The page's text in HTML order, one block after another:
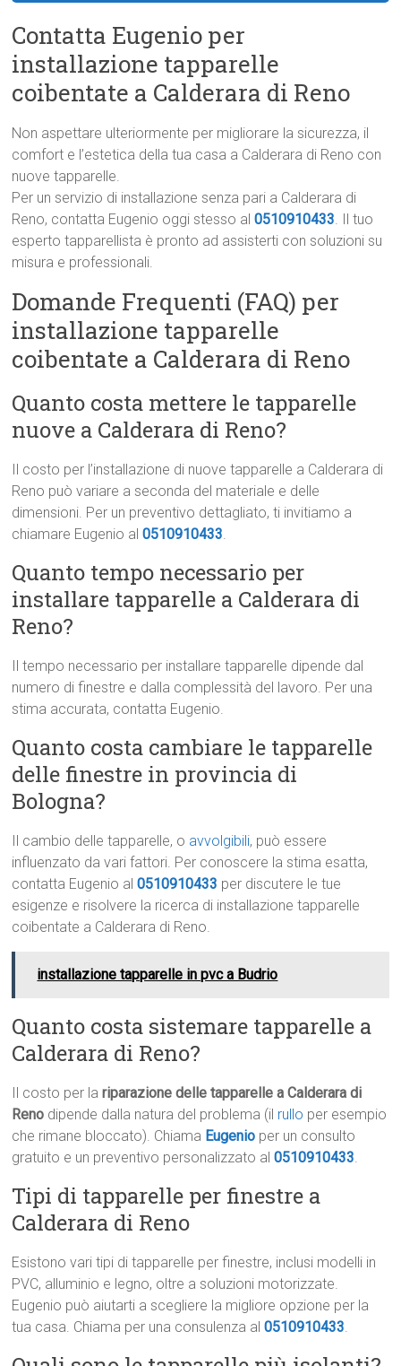
Contatta Eugenio per
installazione tapparelle
coibentate a Calderara di Reno
Non aspettare ulteriormente per migliorare la sicurezza, il
comfort e l’estetica della tua casa a Calderara di Reno con
nuove tapparelle.
Per un servizio di installazione senza pari a Calderara di
Reno, contatta Eugenio oggi stesso al0510910433. Il tuo
esperto tapparellista è pronto ad assisterti con soluzioni su
misura e professionali.
Domande Frequenti (FAQ) per
installazione tapparelle
coibentate a Calderara di Reno
Quanto costa mettere le tapparelle
nuove a Calderara di Reno?
Il costo per l’installazione di nuove tapparelle a Calderara di
Reno può variare a seconda del materiale e delle
dimensioni. Per un preventivo dettagliato, ti invitiamo a
chiamare Eugenio al0510910433.
Quanto tempo necessario per
installare tapparelle a Calderara di
Reno?
Il tempo necessario per installare tapparelle dipende dal
numero di finestre e dalla complessità del lavoro. Per una
stima accurata, contatta Eugenio.
Quanto costa cambiare le tapparelle
delle finestre in provincia di
Bologna?
Il cambio delle tapparelle, o avvolgibili, può essere
influenzato da vari fattori. Per conoscere la stima esatta,
contatta Eugenio al0510910433 per discutere le tue
esigenze e risolvere la ricerca di installazione tapparelle
coibentate a Calderara di Reno.
installazione tapparelle in pvc a Budrio
Quanto costa sistemare tapparelle a
Calderara di Reno?
Il costo per lariparazione delle tapparelle a Calderara di
Reno dipende dalla natura del problema (il rullo per esempio
che rimane bloccato). Chiama Eugenio per un consulto
gratuito e un preventivo personalizzato al0510910433.
Tipi di tapparelle per finestre a
Calderara di Reno
Esistono vari tipi di tapparelle per finestre, inclusi modelli in
PVC, alluminio e legno, oltre a soluzioni motorizzate.
Eugenio può aiutarti a scegliere la migliore opzione per la
tua casa. Chiama per una consulenza al0510910433.